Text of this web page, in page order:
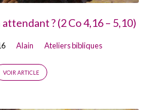
? (2 Co 4,16 – 5,10)
Alain Ateliers bibliques
VOIR ARTICLE